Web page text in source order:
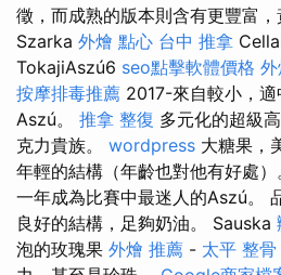
徵，而成熟的版本則含有更豐富，
Szarka 外燴 點心 台中 推拿
TokajiAszú6 seo點擊軟體價格
按摩排毒推薦 2017-來自較小，
Aszú。 推拿 整復 多元化的超級
克力貴族。 wordpress 大糖果，
年輕的結構（年齡也對他有好處）
一年成為比賽中最迷人的Aszú。
良好的結構，足夠奶油。 Sauska
泡的玫瑰果 外燴 推薦 - 太平 整骨